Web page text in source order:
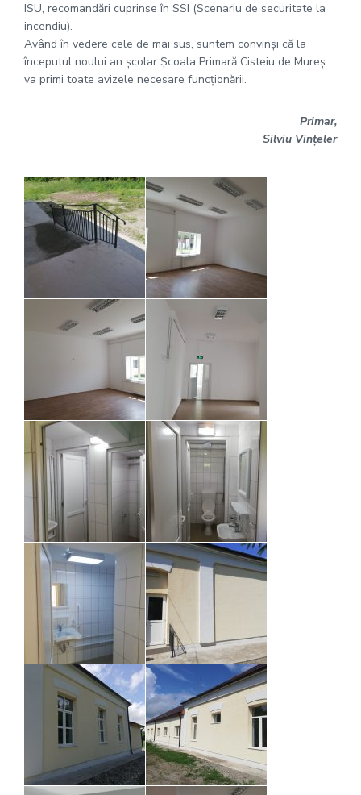
ISU, recomandări cuprinse în SSI (Scenariu de securitate la
incendiu).
Având în vedere cele de mai sus, suntem convinși că la
începutul noului an școlar Școala Primară Cisteiu de Mureș
va primi toate avizele necesare funcționării.
Primar,
Silviu Vințeler